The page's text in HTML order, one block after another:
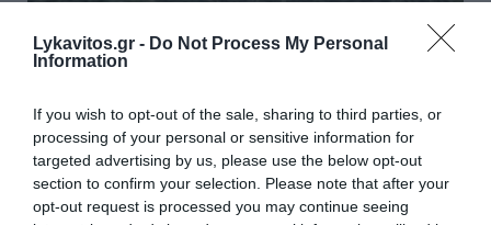
Lykavitos.gr - Do Not Process My Personal
Information
If you wish to opt-out of the sale, sharing to third parties, or
processing of your personal or sensitive information for
targeted advertising by us, please use the below opt-out
section to confirm your selection. Please note that after your
opt-out request is processed you may continue seeing